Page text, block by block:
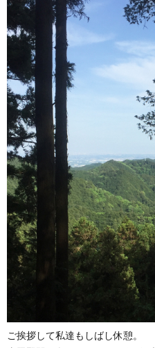
ご挨拶して私達もしばし休憩。